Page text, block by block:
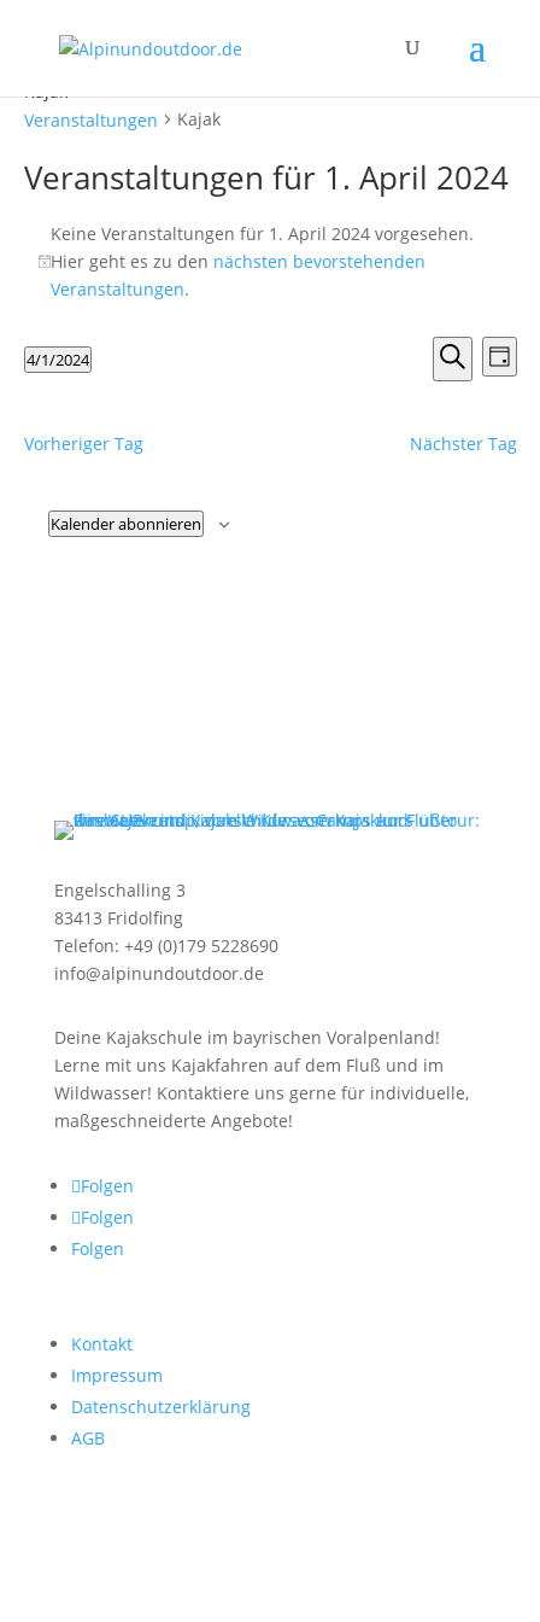
Kajak
Veranstaltungen
Kajak
Veranstaltungen für 1. April 2024
Hinweis
Keine Veranstaltungen für 1. April 2024 vorgesehen.
Hier geht es zu den nächsten bevorstehenden
Veranstaltungen.
Suche
Suche
Tag
4/1/2024
Vorheriger Tag
Nächster Tag
Kalender abonnieren
Engelschalling 3
83413 Fridolfing
Telefon: +49 (0)179 5228690
info@alpinundoutdoor.de
Deine Kajakschule im bayrischen Voralpenland!
Lerne mit uns Kajakfahren auf dem Fluß und im
Wildwasser! Kontaktiere uns gerne für individuelle,
maßgeschneiderte Angebote!
Folgen
Folgen
Folgen
Kontakt
Impressum
Datenschutzerklärung
AGB